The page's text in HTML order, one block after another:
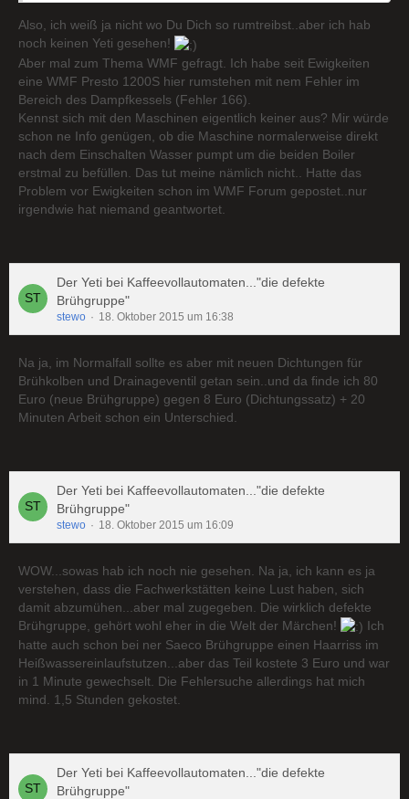
Also, ich weiß ja nicht wo Du Dich so rumtreibst..aber ich hab
noch keinen Yeti gesehen!
Aber mal zum Thema WMF gefragt. Ich habe seit Ewigkeiten
eine WMF Presto 1200S hier rumstehen mit nem Fehler im
Bereich des Dampfkessels (Fehler 166).
Kennst sich mit den Maschinen eigentlich keiner aus? Mir würde
schon ne Info genügen, ob die Maschine normalerweise direkt
nach dem Einschalten Wasser pumpt um die beiden Boiler
erstmal zu befüllen. Das tut meine nämlich nicht.. Hatte das
Problem vor Ewigkeiten schon im WMF Forum gepostet..nur
irgendwie hat niemand geantwortet.
Der Yeti bei Kaffeevollautomaten..."die defekte
Brühgruppe"
stewo 18. Oktober 2015 um 16:38
Na ja, im Normalfall sollte es aber mit neuen Dichtungen für
Brühkolben und Drainageventil getan sein..und da finde ich 80
Euro (neue Brühgruppe) gegen 8 Euro (Dichtungssatz) + 20
Minuten Arbeit schon ein Unterschied.
Der Yeti bei Kaffeevollautomaten..."die defekte
Brühgruppe"
stewo 18. Oktober 2015 um 16:09
WOW...sowas hab ich noch nie gesehen. Na ja, ich kann es ja
verstehen, dass die Fachwerkstätten keine Lust haben, sich
damit abzumühen...aber mal zugegeben. Die wirklich defekte
Brühgruppe, gehört wohl eher in die Welt der Märchen!
Ich
hatte auch schon bei ner Saeco Brühgruppe einen Haarriss im
Heißwassereinlaufstutzen...aber das Teil kostete 3 Euro und war
in 1 Minute gewechselt. Die Fehlersuche allerdings hat mich
mind. 1,5 Stunden gekostet.
Der Yeti bei Kaffeevollautomaten..."die defekte
Brühgruppe"